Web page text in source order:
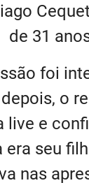
de 31
foi
o
live e
era seu
nas